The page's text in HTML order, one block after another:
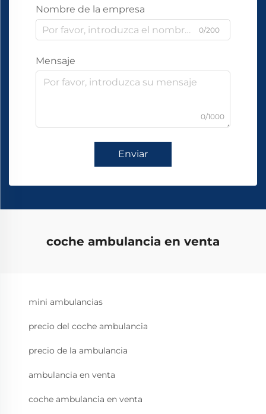
Nombre de la empresa
0/200
Mensaje
0/1000
Enviar
coche ambulancia en venta
mini ambulancias
precio del coche ambulancia
precio de la ambulancia
ambulancia en venta
coche ambulancia en venta